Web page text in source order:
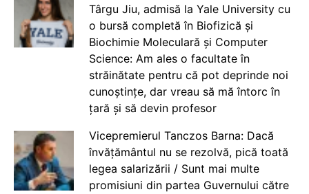
Târgu Jiu, admisă la Yale University cu
o bursă completă în Biofizică și
Biochimie Moleculară și Computer
Science: Am ales o facultate în
străinătate pentru că pot deprinde noi
cunoștințe, dar vreau să mă întorc în
țară și să devin profesor
Vicepremierul Tanczos Barna: Dacă
învățământul nu se rezolvă, pică toată
legea salarizării / Sunt mai multe
promisiuni din partea Guvernului către